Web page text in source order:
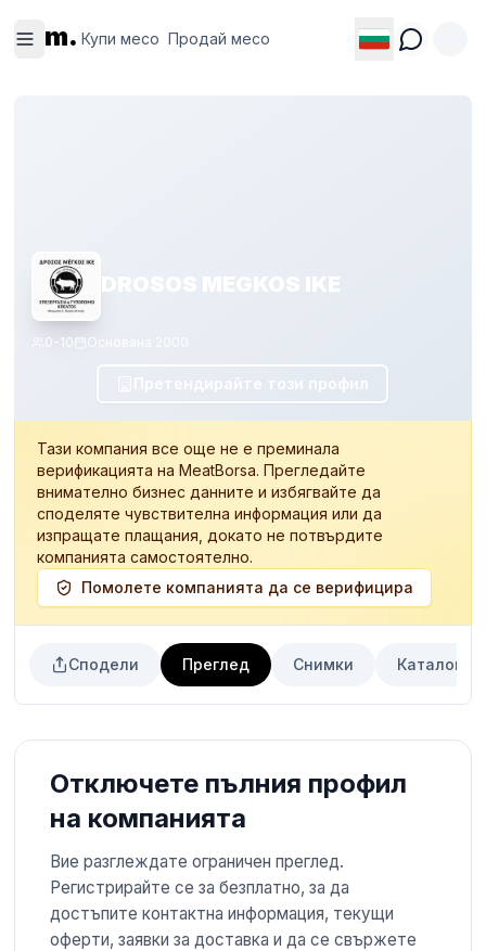
m. Купи месо Продай месо
месо
месо
DROSOS MEGKOS IKE
0-10 Основана
Претендирайте този профил
Тази компания все още не е преминала
верификацията на MeatBorsa. Прегледайте
внимателно бизнес данните и избягвайте да
споделяте чувствителна информация или да
изпращате плащания, докато не потвърдите
компанията самостоятелно.
Помолете компанията да се верифицира
Сподели Преглед Снимки Каталог
Отключете пълния профил
на компанията
Вие разглеждате ограничен преглед.
Регистрирайте се за безплатно, за да
достъпите контактна информация, текущи
оферти, заявки за доставка и да се свържете